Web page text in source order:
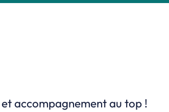
accompagnement au top !
boutique !